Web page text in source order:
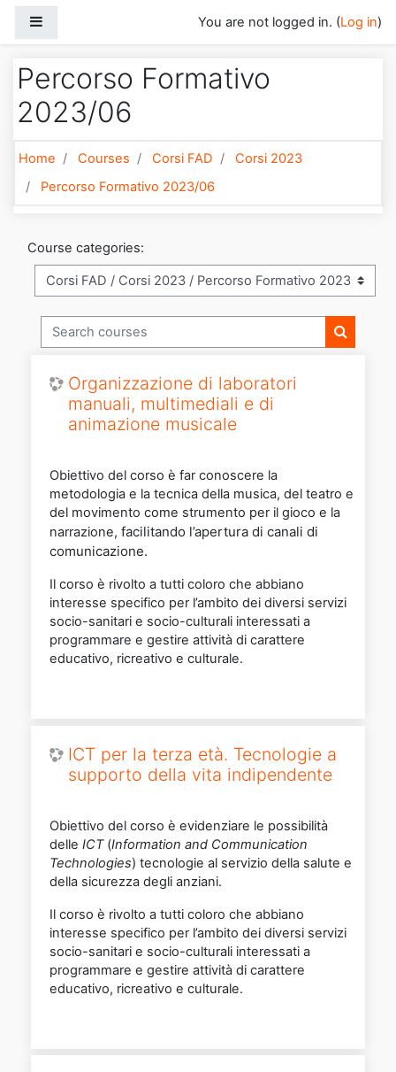
You are not logged in. (Log in)
Percorso Formativo
2023/06
Home Courses Corsi FAD
Corsi 2023
Percorso Formativo 2023/06
Course categories:
Search courses
Search
Organizzazione di laboratori
manuali, multimediali e di
animazione musicale
Obiettivo del corso è far conoscere la
metodologia e la tecnica della musica, del teatro e
del movimento come strumento per il gioco e la
narrazione, facilitando l’apertura di canali di
comunicazione.
Il corso è rivolto a tutti coloro che abbiano
interesse specifico per l’ambito dei diversi servizi
socio-sanitari e socio-culturali interessati a
programmare e gestire attività di carattere
educativo, ricreativo e culturale.
ICT per la terza età. Tecnologie a
supporto della vita indipendente
Obiettivo del corso è evidenziare le possibilità
delle ICT(Information and Communication
Technologies) tecnologie al servizio della salute e
della sicurezza degli anziani.
Il corso è rivolto a tutti coloro che abbiano
interesse specifico per l’ambito dei diversi servizi
socio-sanitari e socio-culturali interessati a
programmare e gestire attività di carattere
educativo, ricreativo e culturale.